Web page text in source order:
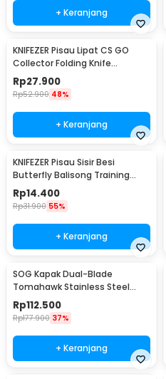
+ Keranjang
KNIFEZER Pisau Lipat CS GO
Collector Folding Knife
Stainless Steel Pointed Head -
K390
Rp27.900
Rp52.900 48%
+ Keranjang
KNIFEZER Pisau Sisir Besi
Butterfly Balisong Training
Knife CS GO - LF-9898
Rp14.400
Rp31.900 55%
+ Keranjang
SOG Kapak Dual-Blade
Tomahawk Stainless Steel
Survival Camping
Rp112.500
Rp177.900 37%
+ Keranjang